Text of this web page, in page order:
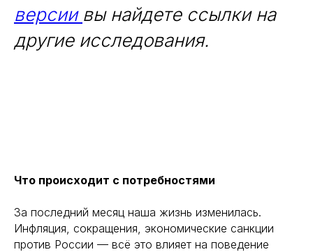
версии вы найдете ссылки на
другие исследования.
Что происходит с потребностями
За последний месяц наша жизнь изменилась.
Инфляция, сокращения, экономические санкции
против России — всё это влияет на поведение